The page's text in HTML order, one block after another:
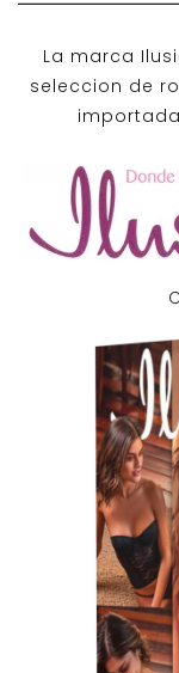
La marca
seleccion de